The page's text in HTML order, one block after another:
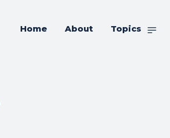
Home About Topics